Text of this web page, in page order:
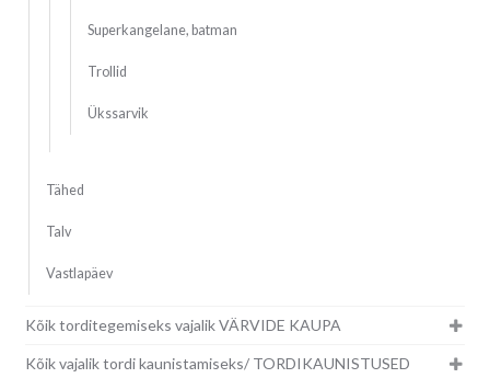
Superkangelane, batman
Trollid
Ükssarvik
Tähed
Talv
Vastlapäev
Kõik torditegemiseks vajalik VÄRVIDE KAUPA
Kõik vajalik tordi kaunistamiseks/ TORDIKAUNISTUSED